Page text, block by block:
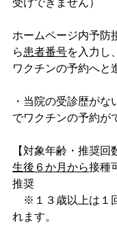
受けできません）
ホームページ内予防
ら患者番号を入力し
ワクチンの予約へと
・当院の受診歴がな
でワクチンの予約が
【対象年齢・推奨回
生後６か月から接種
推奨
※１３歳以上は１
れます。